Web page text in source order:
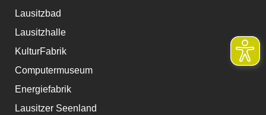
Lausitzbad
Lausitzhalle
KulturFabrik
Computermuseum
Energiefabrik
Lausitzer Seenland